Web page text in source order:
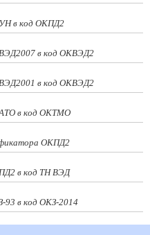
в код ОКПД2
в код ОКВЭД2
в код ОКВЭД2
в код ОКТМО
ОКПД2
в код ТН ВЭД
93 в код ОКЗ-2014